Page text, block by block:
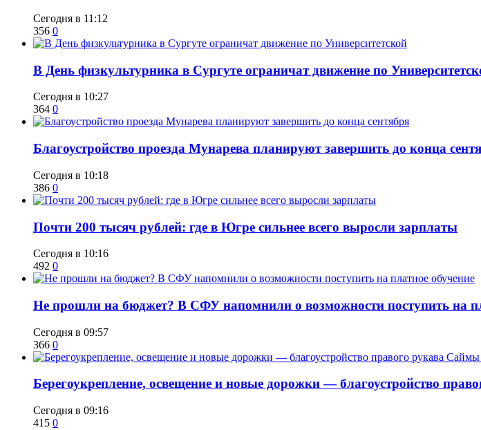
Сегодня в 11:12
356 0
​В День физкультурника в Сургуте ограничат движение по
Сегодня в 10:27
364 0
Благоустройство проезда Мунарева планируют завершить до конца
Сегодня в 10:18
386 0
​Почти 200 тысяч рублей: где в Югре сильнее всего выросли зарплаты
Сегодня в 10:16
492 0
Не прошли на бюджет? В СФУ напомнили о возможности поступить на
Сегодня в 09:57
366 0
Берегоукрепление, освещение и новые дорожки — благоустройство
Сегодня в 09:16
415 0